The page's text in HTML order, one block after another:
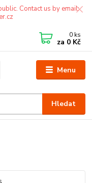
Contact us by email:
Menu
Hledat
0 ks
za 0 Kč